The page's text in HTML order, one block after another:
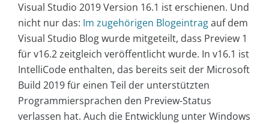
Visual Studio 2019 Version 16.1 ist erschienen. Und
nicht nur das: Im zugehörigen Blogeintragauf dem
Visual Studio Blog wurde mitgeteilt, dass Preview 1
für v16.2 zeitgleich veröffentlicht wurde. In v16.1 ist
IntelliCode enthalten, das bereits seit der Microsoft
Build 2019 für einen Teil der unterstützten
Programmiersprachen den Preview-Status
verlassen hat. Auch die Entwicklung unter Windows